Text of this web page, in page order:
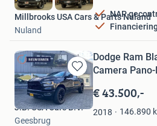
NAP
Millbrooks USA Cars & Parts Nuland
Nuland
Bewaren
in
Mijn
Favorieten
Dodge Ram
Camera
€ 43.500,-
2018 146.890
J.B. USA Cars B.V.
Geesbrug